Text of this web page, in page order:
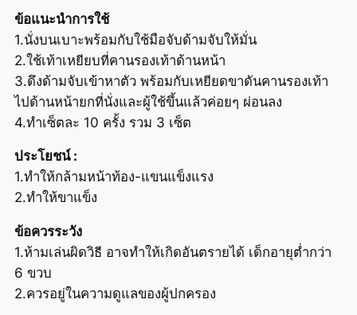
ข้อแนะนำการใช้
1.นั่งบนเบาะพร้อมกับใช้มือจับด้ามจับให้มั่น
2.ใช้เท้าเหยียบที่คานรองเท้าด้านหน้า
3.ดึงด้ามจับเข้าหาตัว พร้อมกับเหยียดขาดันคานรองเท้า
ไปด้านหน้ายกที่นั่งและผู้ใช้ขึ้นแล้วค่อยๆ ผ่อนลง
4.ทำเซ็ตละ 10 ครั้ง รวม 3 เซ็ต
ประโยชน์ :
1.ทำให้กล้ามหน้าท้อง-แขนแข็งแรง
2.ทำให้ขาแข็ง
ข้อควรระวัง
1.ห้ามเล่นผิดวิธี อาจทำให้เกิดอันตรายได้ เด็กอายุต่ำกว่า
6 ขวบ
2.ควรอยู่ในความดูแลของผู้ปกครอง